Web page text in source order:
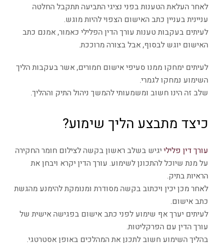
לאחר העלאת הטענות בפני נציגי התביעה תתקבל החלטה
עניינית בעניין כתב האישום הצפוי להיות מוגש.
לעיתים בעקבות טענות עורך הדין הפלילי כאמור, אמנם כתב
האישום יוגש לבסוף, אבל בצורה מרוככת.
לעיתים ימחקו ממנו סעיפי אישום חמורים, אשר בעקבות הליך
השימוע נמחקו לגמרי.
שלב זה הינו חשוב ומשמעותי להמשך ניהול התיק וההליך.
כיצד מתבצע הליך שימוע?
עורך דין פלילי יגיש בשלב ראשון בקשה לצילום חומר החקירה
על מנת שיוכל להתכונן לשימוע. עורך הדין יקרא ויבחן את
הראיות בתיק.
לאחר מכן יכין ויכתוב בקשה מסודרת ומנומקת להימנע מהגשת
כתב אישום.
לעיתים יערך אף שימוע לפני כתב אישום בפגישה אישית של
עורך הדין עם הפרקליטות.
בהליך השימוע חשוב לתכנן את המהלכים באופן אסטרטגי.